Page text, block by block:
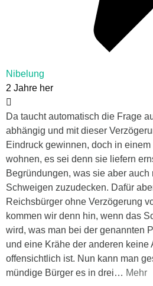
Nibelung
2 Jahre her
Da taucht automatisch die Frage
abhängig und mit dieser
Eindruck gewinnen, doch in
wohnen, es sei denn sie liefern
Begründungen, was sie aber auch
Schweigen zuzudecken. Dafür
Reichsbürger ohne Verzögerung
kommen wir denn hin, wenn das
wird, was man bei der genannten
und eine Krähe der anderen keine
offensichtlich ist. Nun kann man
mündige Bürger es in drei… Mehr